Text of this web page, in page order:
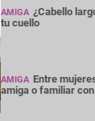
AMIGA ¿Cabello
tu cuello
AMIGA Entre
amiga o familiar